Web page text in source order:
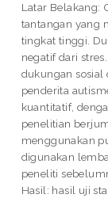
Latar Belakang:
tantangan yang
tingkat tinggi.
negatif dari
dukungan sosial
penderita
kuantitatif,
penelitian
menggunakan
digunakan
peneliti
Hasil: hasil uji